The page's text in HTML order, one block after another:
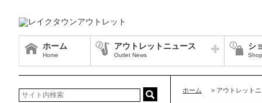
ホーム
Home
アウトレットニュース
Outlet News
シ
ホーム > アウトレット